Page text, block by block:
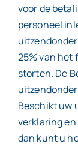
voor de
personeel
25% van het
storten. De
Beschikt uw
verklaring en
dan kunt u